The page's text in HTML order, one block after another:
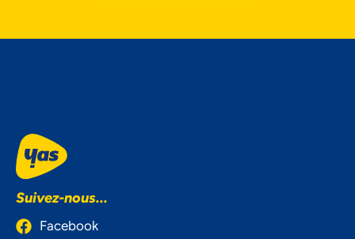
Suivez-nous...
Facebook